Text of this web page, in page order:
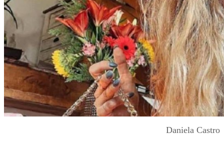
Daniela Castro